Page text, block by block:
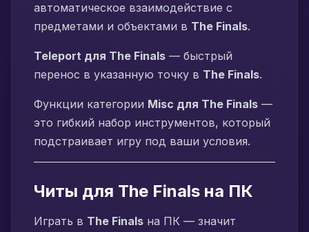
автоматическое взаимодействие с
предметами и объектами в The Finals.
Teleport для The Finals — быстрый
перенос в указанную точку в The Finals.
Функции категории Misc для The Finals —
это гибкий набор инструментов, который
подстраивает игру под ваши условия.
Читы для The Finals на ПК
Играть в The Finals на ПК — значит